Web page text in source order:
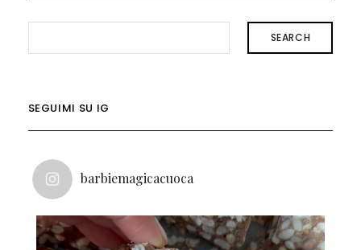
SEARCH
SEGUIMI SU IG
barbiemagicacuoca